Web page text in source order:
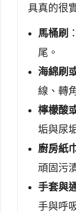
具真的很
馬桶刷
尾。
海綿刷
線、轉
檸檬酸
垢與尿
廚房紙
頑固污
手套與
手與呼